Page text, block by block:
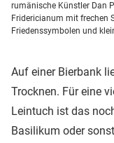
rumänische Künstler Dan
Fridericianum mit frechen
Friedenssymbolen und
Auf einer Bierbank
Trocknen. Für eine
Leintuch ist das
Basilikum oder